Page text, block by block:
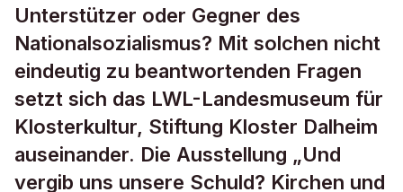
Unterstützer oder Gegner des
Nationalsozialismus? Mit solchen nicht
eindeutig zu beantwortenden Fragen
setzt sich das LWL-Landesmuseum für
Klosterkultur, Stiftung Kloster Dalheim
auseinander. Die Ausstellung „Und
vergib uns unsere Schuld? Kirchen und